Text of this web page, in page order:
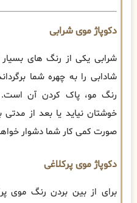
دکوپاژ موی شرابی
شرابی یکی از رنگ های
شادابی را به چهره شما
رنگ مو، پاک کردن آن
خوشتان نیاید یا بعد از
صورت کمی کار شما دشوار
دکوپاژ موی پرکلاغی
برای از بین بردن رنگ موی